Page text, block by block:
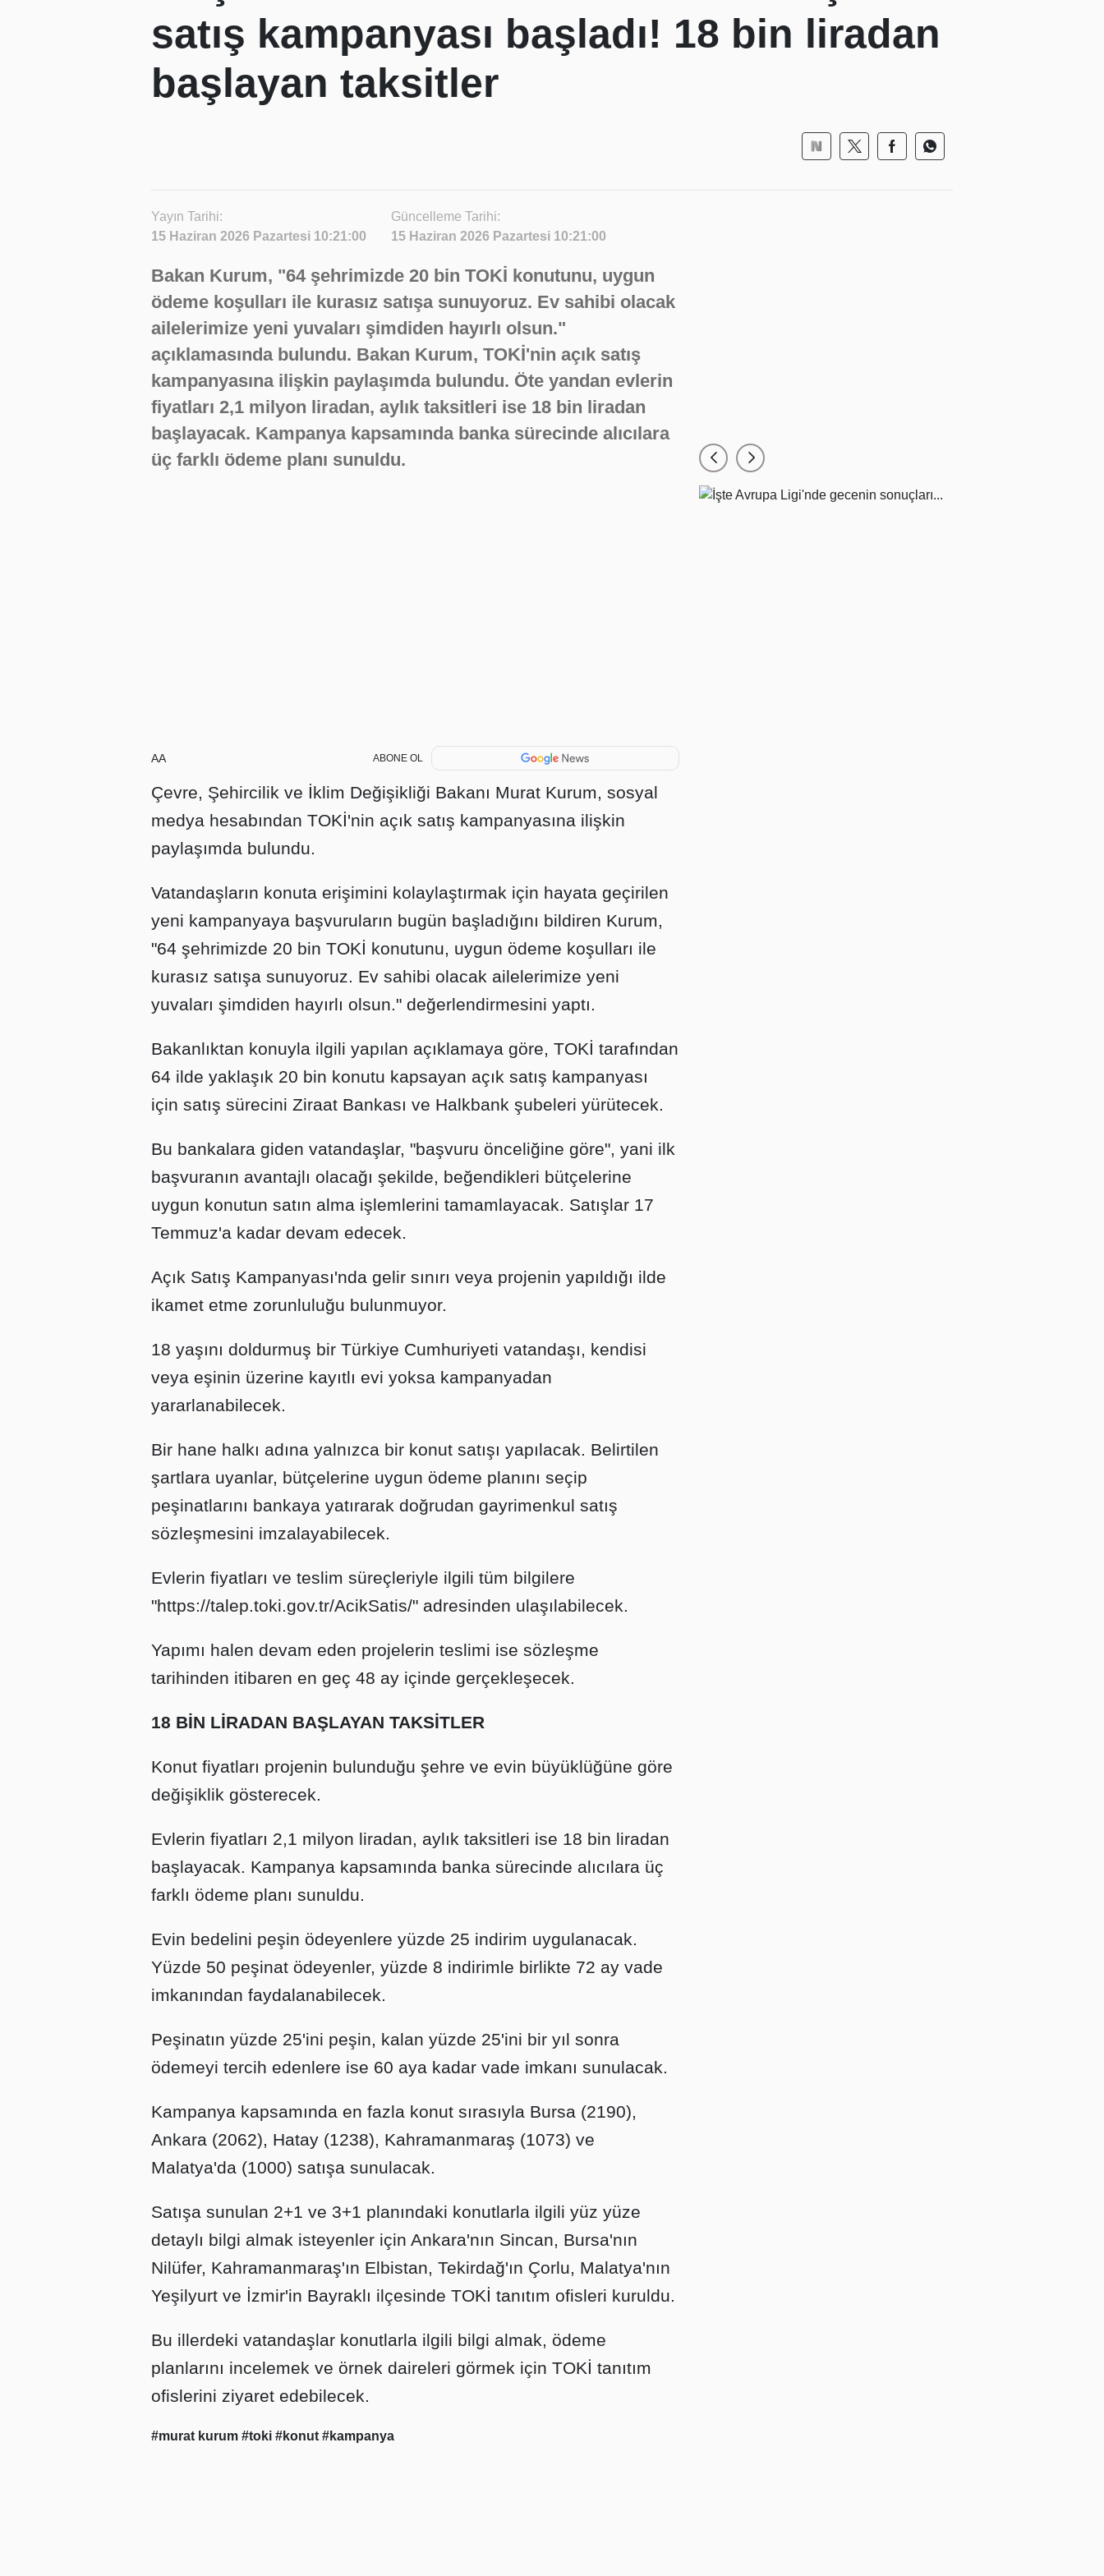
satış kampanyası başladı! 18 bin liradan
başlayan taksitler
Yayın Tarihi:
15 Haziran 2026 Pazartesi 10:21:00
Güncelleme Tarihi:
15 Haziran 2026 Pazartesi 10:21:00
Bakan Kurum, "64 şehrimizde 20 bin TOKİ konutunu, uygun
ödeme koşulları ile kurasız satışa sunuyoruz. Ev sahibi olacak
ailelerimize yeni yuvaları şimdiden hayırlı olsun."
açıklamasında bulundu. Bakan Kurum, TOKİ'nin açık satış
kampanyasına ilişkin paylaşımda bulundu. Öte yandan evlerin
fiyatları 2,1 milyon liradan, aylık taksitleri ise 18 bin liradan
başlayacak. Kampanya kapsamında banka sürecinde alıcılara
üç farklı ödeme planı sunuldu.
AA ABONE OL
Çevre, Şehircilik ve İklim Değişikliği Bakanı Murat Kurum, sosyal
medya hesabından TOKİ'nin açık satış kampanyasına ilişkin
paylaşımda bulundu.
Vatandaşların konuta erişimini kolaylaştırmak için hayata geçirilen
yeni kampanyaya başvuruların bugün başladığını bildiren Kurum,
"64 şehrimizde 20 bin TOKİ konutunu, uygun ödeme koşulları ile
kurasız satışa sunuyoruz. Ev sahibi olacak ailelerimize yeni
yuvaları şimdiden hayırlı olsun." değerlendirmesini yaptı.
Bakanlıktan konuyla ilgili yapılan açıklamaya göre, TOKİ tarafından
64 ilde yaklaşık 20 bin konutu kapsayan açık satış kampanyası
için satış sürecini Ziraat Bankası ve Halkbank şubeleri yürütecek.
Bu bankalara giden vatandaşlar, "başvuru önceliğine göre", yani ilk
başvuranın avantajlı olacağı şekilde, beğendikleri bütçelerine
uygun konutun satın alma işlemlerini tamamlayacak. Satışlar 17
Temmuz'a kadar devam edecek.
Açık Satış Kampanyası'nda gelir sınırı veya projenin yapıldığı ilde
ikamet etme zorunluluğu bulunmuyor.
18 yaşını doldurmuş bir Türkiye Cumhuriyeti vatandaşı, kendisi
veya eşinin üzerine kayıtlı evi yoksa kampanyadan
yararlanabilecek.
Bir hane halkı adına yalnızca bir konut satışı yapılacak. Belirtilen
şartlara uyanlar, bütçelerine uygun ödeme planını seçip
peşinatlarını bankaya yatırarak doğrudan gayrimenkul satış
sözleşmesini imzalayabilecek.
Evlerin fiyatları ve teslim süreçleriyle ilgili tüm bilgilere
"https://talep.toki.gov.tr/AcikSatis/" adresinden ulaşılabilecek.
Yapımı halen devam eden projelerin teslimi ise sözleşme
tarihinden itibaren en geç 48 ay içinde gerçekleşecek.
18 BİN LİRADAN BAŞLAYAN TAKSİTLER
Konut fiyatları projenin bulunduğu şehre ve evin büyüklüğüne göre
değişiklik gösterecek.
Evlerin fiyatları 2,1 milyon liradan, aylık taksitleri ise 18 bin liradan
başlayacak. Kampanya kapsamında banka sürecinde alıcılara üç
farklı ödeme planı sunuldu.
Evin bedelini peşin ödeyenlere yüzde 25 indirim uygulanacak.
Yüzde 50 peşinat ödeyenler, yüzde 8 indirimle birlikte 72 ay vade
imkanından faydalanabilecek.
Peşinatın yüzde 25'ini peşin, kalan yüzde 25'ini bir yıl sonra
ödemeyi tercih edenlere ise 60 aya kadar vade imkanı sunulacak.
Kampanya kapsamında en fazla konut sırasıyla Bursa (2190),
Ankara (2062), Hatay (1238), Kahramanmaraş (1073) ve
Malatya'da (1000) satışa sunulacak.
Satışa sunulan 2+1 ve 3+1 planındaki konutlarla ilgili yüz yüze
detaylı bilgi almak isteyenler için Ankara'nın Sincan, Bursa'nın
Nilüfer, Kahramanmaraş'ın Elbistan, Tekirdağ'ın Çorlu, Malatya'nın
Yeşilyurt ve İzmir'in Bayraklı ilçesinde TOKİ tanıtım ofisleri kuruldu.
Bu illerdeki vatandaşlar konutlarla ilgili bilgi almak, ödeme
planlarını incelemek ve örnek daireleri görmek için TOKİ tanıtım
ofislerini ziyaret edebilecek.
#murat kurum #toki #konut #kampanya